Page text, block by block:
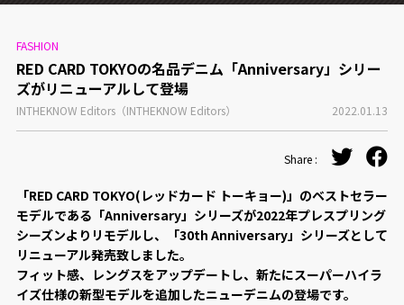
FASHION
RED CARD TOKYOの名品デニム「Anniversary」シリー
ズがリニューアルして登場
INTHEKNOW Editors（INTHEKNOW Editors） 2022.01.13
Share :
「RED CARD TOKYO(レッドカード トーキョー)」のベストセラー
モデルである「Anniversary」シリーズが2022年プレスプリング
シーズンよりリモデルし、「30th Anniversary」シリーズとして
リニューアル発売致しました。
フィット感、レングスをアップデートし、新たにスーパーハイラ
イズ仕様の新型モデルを追加したニューデニムの登場です。